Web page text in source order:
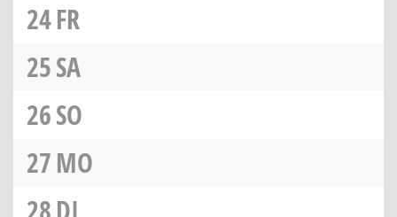
24FR
25SA
26SO
27MO